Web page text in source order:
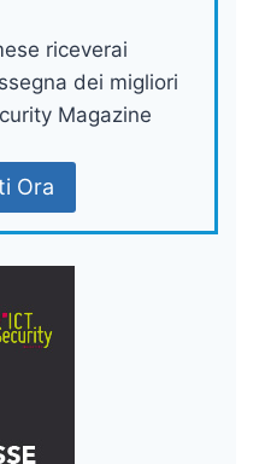
riceverai
dei migliori
Magazine
Ora